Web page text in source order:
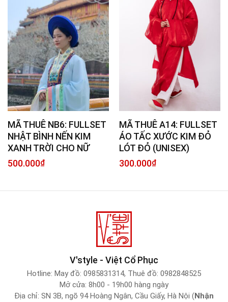
MÃ THUÊ NB6: FULLSET
NHẬT BÌNH NẾN KIM
XANH TRỜI CHO NỮ
500.000₫
MÃ THUÊ A14: FULLSET
ÁO TẤC XƯỚC KIM ĐỎ
LÓT ĐỎ (UNISEX)
300.000₫
V'style - Việt Cổ Phục
Hotline: May đồ: 0985831314, Thuê đồ: 0982848525
Mở cửa: 8h00 - 19h00 hàng ngày
Địa chỉ: SN 3B, ngõ 94 Hoàng Ngân, Cầu Giấy, Hà Nội (Nhận